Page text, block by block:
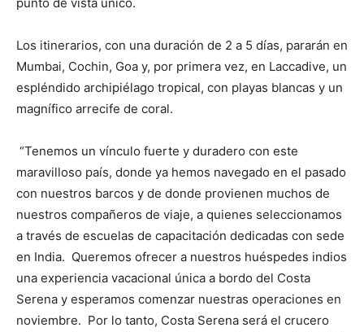
Los itinerarios, con una duración de 2 a 5 días, pararán en
Mumbai, Cochin, Goa y, por primera vez, en Laccadive, un
espléndido archipiélago tropical, con playas blancas y un
magnífico arrecife de coral.
“Tenemos un vínculo fuerte y duradero con este
maravilloso país, donde ya hemos navegado en el pasado
con nuestros barcos y de donde provienen muchos de
nuestros compañeros de viaje, a quienes seleccionamos
a través de escuelas de capacitación dedicadas con sede
en India. Queremos ofrecer a nuestros huéspedes indios
una experiencia vacacional única a bordo del Costa
Serena y esperamos comenzar nuestras operaciones en
noviembre. Por lo tanto, Costa Serena será el crucero